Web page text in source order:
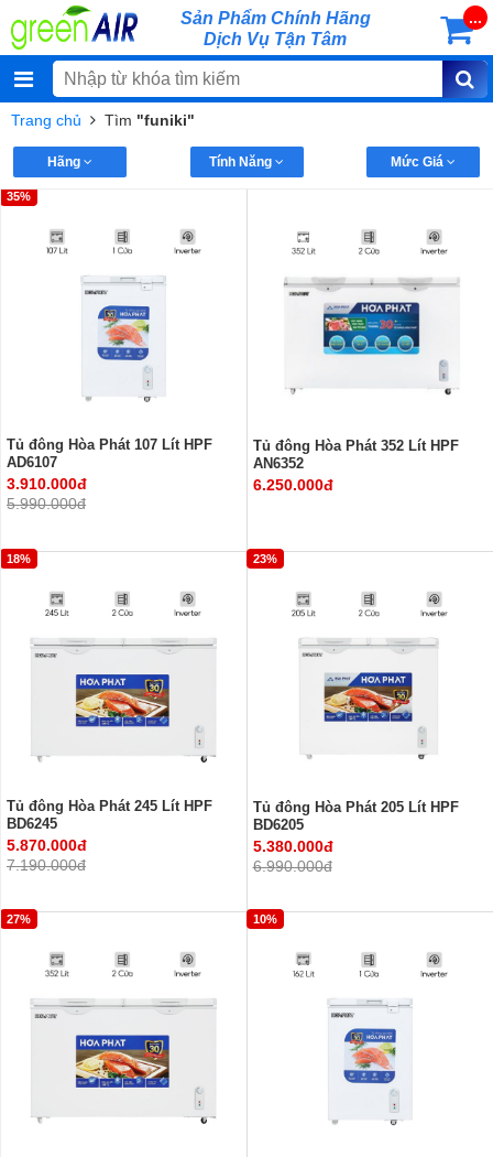
Sản Phẩm Chính Hãng
Dịch Vụ Tận Tâm
...
Trang chủ Tìm "funiki"
Hãng Tính Năng Mức Giá
35%
Tủ đông Hòa Phát 107 Lít HPF
AD6107
3.910.000đ
5.990.000đ
Tủ đông Hòa Phát 352 Lít HPF
AN6352
6.250.000đ
18%
Tủ đông Hòa Phát 245 Lít HPF
BD6245
5.870.000đ
7.190.000đ
23%
Tủ đông Hòa Phát 205 Lít HPF
BD6205
5.380.000đ
6.990.000đ
27% 10%